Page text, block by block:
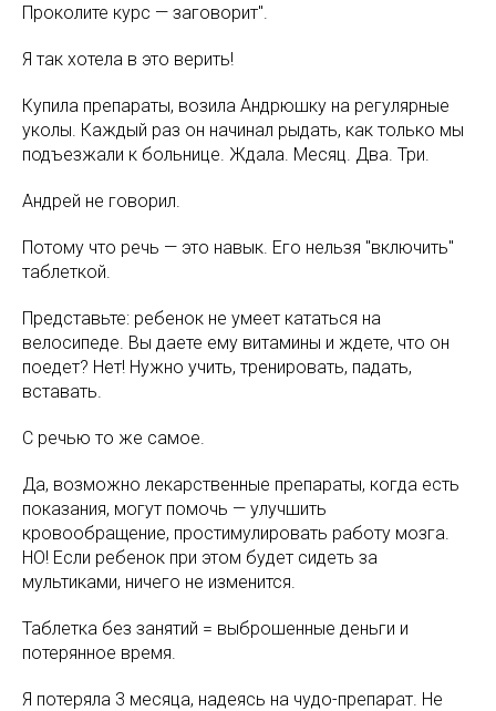
Проколите курс — заговорит".
Я так хотела в это верить!
Купила препараты, возила Андрюшку на регулярные
уколы. Каждый раз он начинал рыдать, как только мы
подъезжали к больнице. Ждала. Месяц. Два. Три.
Андрей не говорил.
Потому что речь — это навык. Его нельзя "включить"
таблеткой.
Представьте: ребенок не умеет кататься на
велосипеде. Вы даете ему витамины и ждете, что он
поедет? Нет! Нужно учить, тренировать, падать,
вставать.
С речью то же самое.
Да, возможно лекарственные препараты, когда есть
показания, могут помочь — улучшить
кровообращение, простимулировать работу мозга.
НО! Если ребенок при этом будет сидеть за
мультиками, ничего не изменится.
Таблетка без занятий = выброшенные деньги и
потерянное время.
Я потеряла 3 месяца, надеясь на чудо-препарат. Не